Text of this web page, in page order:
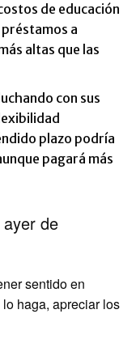
de educación
a
altas que las
con sus
plazo podría
pagará más
de
sentido en
haga, apreciar los